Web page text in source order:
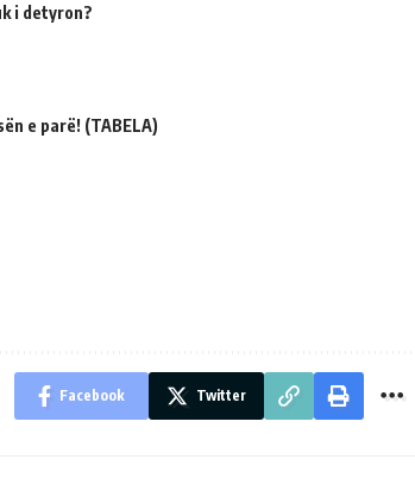
i detyron?
e parë! (TABELA)
Facebook Twitter